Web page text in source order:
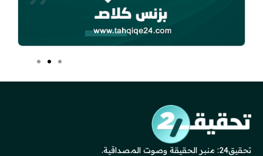
تحقيق24: منبر الحقيقة وصوت المصداقية.